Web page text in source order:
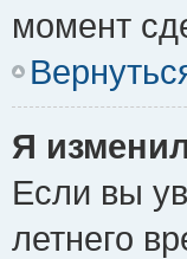
момент
Я
Если вы
летнего